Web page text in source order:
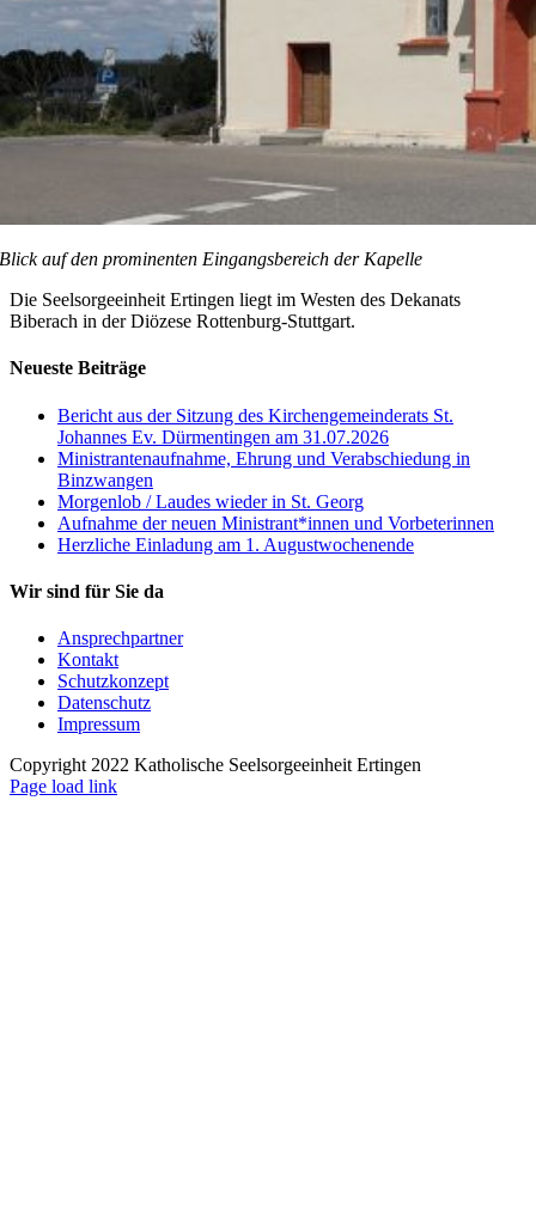
Blick auf den prominenten Eingangsbereich der Kapelle
Die Seelsorgeeinheit Ertingen liegt im Westen des Dekanats
Biberach in der Diözese Rottenburg-Stuttgart.
Neueste Beiträge
Bericht aus der Sitzung des Kirchengemeinderats St.
Johannes Ev. Dürmentingen am 31.07.2026
Ministrantenaufnahme, Ehrung und Verabschiedung in
Binzwangen
Morgenlob / Laudes wieder in St. Georg
Aufnahme der neuen Ministrant*innen und Vorbeterinnen
Herzliche Einladung am 1. Augustwochenende
Wir sind für Sie da
Ansprechpartner
Kontakt
Schutzkonzept
Datenschutz
Impressum
Copyright 2022 Katholische Seelsorgeeinheit Ertingen
Page load link